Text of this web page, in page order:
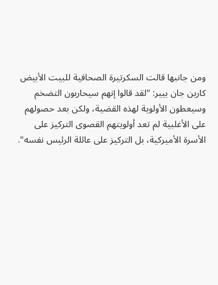
ومن جانبها قالت السكرتيرة الصحافية للبيت الأبيض
كارين جان بيير: "لقد قالوا إنهم سيحاربون التضخم
وسيعطون الأولوية لهذه القضية، ولكن بعد حصولهم
على الأغلبية لم تعد أولويتهم القصوى التركيز على
الأسرة الأميركية، بل التركيز على عائلة الرئيس نفسه".